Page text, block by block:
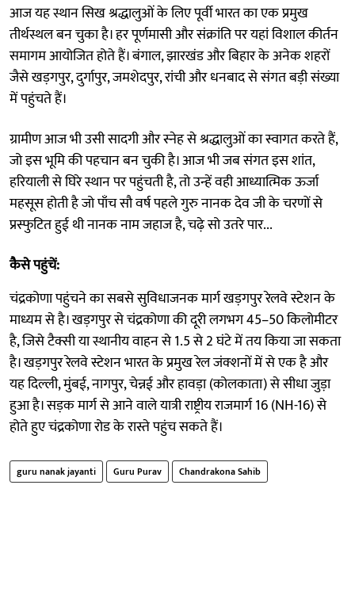
आज यह स्थान सिख श्रद्धालुओं के लिए पूर्वी भारत का एक प्रमुख
तीर्थस्थल बन चुका है। हर पूर्णमासी और संक्रांति पर यहां विशाल कीर्तन
समागम आयोजित होते हैं। बंगाल, झारखंड और बिहार के अनेक शहरों
जैसे खड़गपुर, दुर्गापुर, जमशेदपुर, रांची और धनबाद से संगत बड़ी संख्या
में पहुंचते हैं।
ग्रामीण आज भी उसी सादगी और स्नेह से श्रद्धालुओं का स्वागत करते हैं,
जो इस भूमि की पहचान बन चुकी है। आज भी जब संगत इस शांत,
हरियाली से घिरे स्थान पर पहुंचती है, तो उन्हें वही आध्यात्मिक ऊर्जा
महसूस होती है जो पाँच सौ वर्ष पहले गुरु नानक देव जी के चरणों से
प्रस्फुटित हुई थी नानक नाम जहाज है, चढ़े सो उतरे पार...
कैसे पहुंचें:
चंद्रकोणा पहुंचने का सबसे सुविधाजनक मार्ग खड़गपुर रेलवे स्टेशन के
माध्यम से है। खड़गपुर से चंद्रकोणा की दूरी लगभग 45–50 किलोमीटर
है, जिसे टैक्सी या स्थानीय वाहन से 1.5 से 2 घंटे में तय किया जा सकता
है। खड़गपुर रेलवे स्टेशन भारत के प्रमुख रेल जंक्शनों में से एक है और
यह दिल्ली, मुंबई, नागपुर, चेन्नई और हावड़ा (कोलकाता) से सीधा जुड़ा
हुआ है। सड़क मार्ग से आने वाले यात्री राष्ट्रीय राजमार्ग 16 (NH-16) से
होते हुए चंद्रकोणा रोड के रास्ते पहुंच सकते हैं।
guru nanak jayanti Guru Purav Chandrakona Sahib